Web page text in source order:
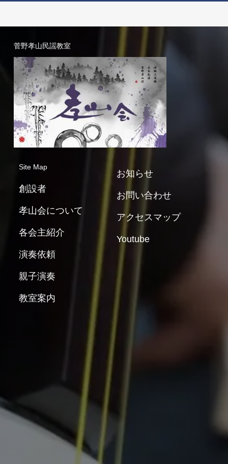
菅野孝山民謡教室
Site Map
創設者
孝山会について
各会主紹介
演奏依頼
親子演奏
教室案内
お知らせ
お問い合わせ
アクセスマップ
Youtube